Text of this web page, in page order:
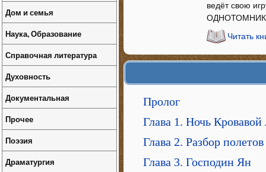
ведёт свою
ОДНОТОМНИК
Читать
Пролог
Глава 1. Ночь
Глава 2. Разбор полетов
Глава 3. Господин Ян
Дом и семья
Наука, Образование
Справочная литература
Духовность
Документальная
Прочее
Поэзия
Драматургия